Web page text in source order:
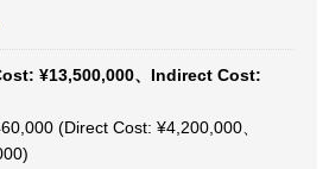
¥13,500,000、Indirect Cost:
(Direct Cost: ¥4,200,000、